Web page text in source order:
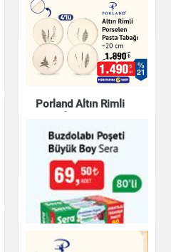
Mutfak Ürünleri
Porland Altın Rimli
Tabağı 20 cm
Mutfak Ürünleri